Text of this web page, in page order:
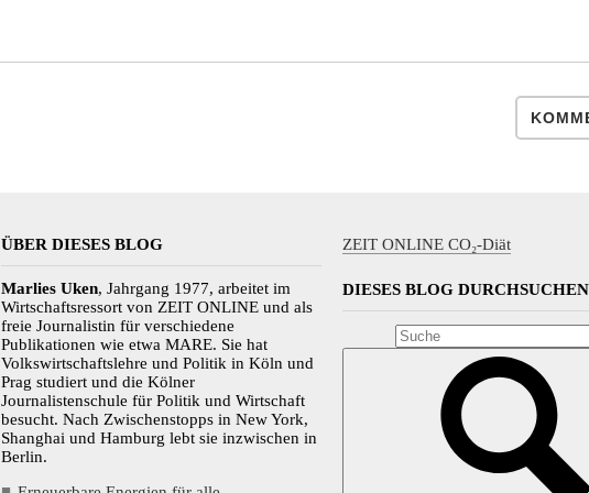
ÜBER DIESES BLOG
Marlies Uken, Jahrgang 1977, arbeitet im
Wirtschaftsressort von ZEIT ONLINE und als
freie Journalistin für verschiedene
Publikationen wie etwa MARE. Sie hat
Volkswirtschaftslehre und Politik in Köln und
Prag studiert und die Kölner
Journalistenschule für Politik und Wirtschaft
besucht. Nach Zwischenstopps in New York,
Shanghai und Hamburg lebt sie inzwischen in
Berlin.
ZEIT ONLINE CO₂-Diät
DIESES BLOG DURCHSUCHEN